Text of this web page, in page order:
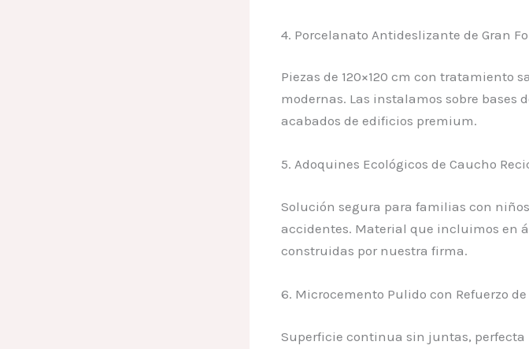
4. Porcelanato Antideslizante de Gran
Piezas de 120×120 cm con tratamiento
modernas. Las instalamos sobre bases
acabados de edificios premium.
5. Adoquines Ecológicos de Caucho
Solución segura para familias con
accidentes. Material que incluimos en
construidas por nuestra firma.
6. Microcemento Pulido con Refuerzo
Superficie continua sin juntas, perfecta